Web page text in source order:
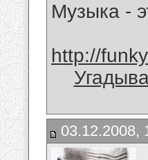
Музыка -
http://
03.12.2008,